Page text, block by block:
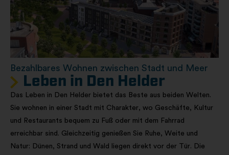
Bezahlbares Wohnen zwischen Stadt und Meer
Leben in Den Helder
Das Leben in Den Helder bietet das Beste aus beiden Welten.
Sie wohnen in einer Stadt mit Charakter, wo Geschäfte, Kultur
und Restaurants bequem zu Fuß oder mit dem Fahrrad
erreichbar sind. Gleichzeitig genießen Sie Ruhe, Weite und
Natur: Dünen, Strand und Wald liegen direkt vor der Tür. Die